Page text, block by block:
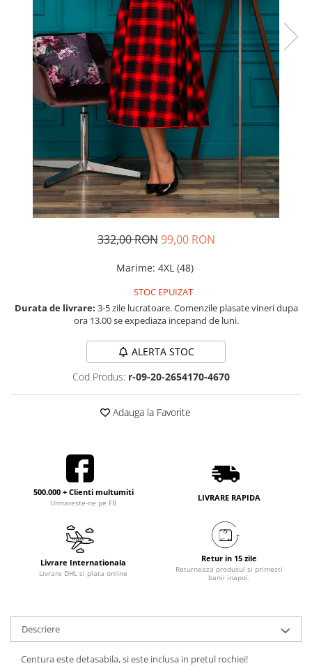
Rochii cu paiete
Rochii din tul
Rochii din catifea
Rochii din Barbie/Bistrech
Rochii din saten
Rochii cu imprimeu
332,00 RON 99,00 RON
Marime: 4XL (48)
STOC EPUIZAT
Durata de livrare: 3-5 zile lucratoare. Comenzile plasate vineri dupa
ora 13.00 se expediaza incepand de luni.
ALERTA STOC
Cod Produs: r-09-20-2654170-4670
Adauga la Favorite
500.000 + Clienti multumiti
Urmareste-ne pe FB
LIVRARE RAPIDA
Livrare Internationala
Livrare DHL si plata online
Retur in 15 zile
Returneaza produsul si primesti
banii inapoi.
Descriere
Centura este detasabila, si este inclusa in pretul rochiei!